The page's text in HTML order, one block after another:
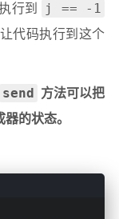
行到 j == -1
代码执行到这个
send
方法可以把
的状态。